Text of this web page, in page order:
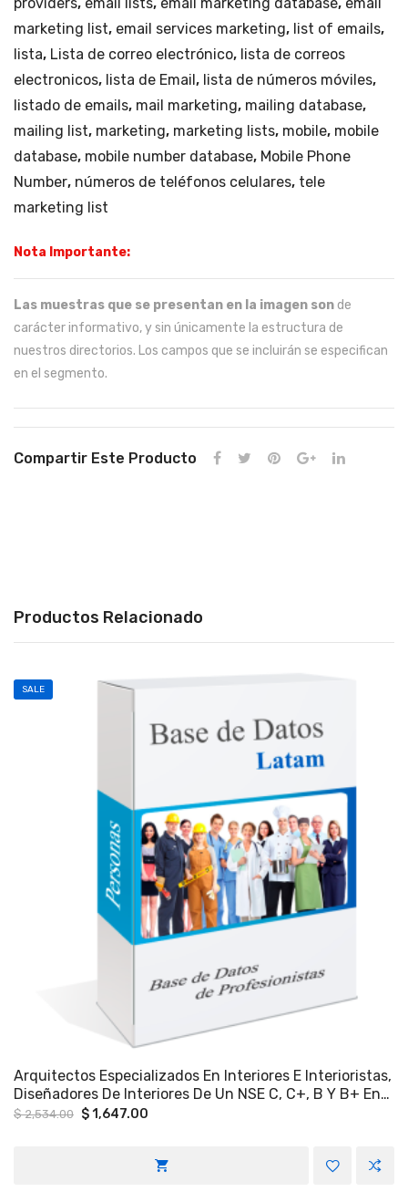
marketing list, email services marketing, list of emails,
lista, Lista de correo electrónico, lista de correos
electronicos, lista de Email, lista de números móviles,
listado de emails, mail marketing, mailing database,
mailing list, marketing, marketing lists, mobile, mobile
database, mobile number database, Mobile Phone
Number, números de teléfonos celulares, tele
marketing list
Nota Importante:
Las muestras que se presentan en la imagen son de
carácter informativo, y sin únicamente la estructura de
nuestros directorios. Los campos que se incluirán se especifican
en el segmento.
Compartir Este Producto
Productos Relacionado
SALE
Arquitectos Especializados En Interiores E Interioristas,
Diseñadores De Interiores De Un NSE C, C+, B Y B+ En
La Ciudad De México.
$2,534.00 Original
$1,647.00